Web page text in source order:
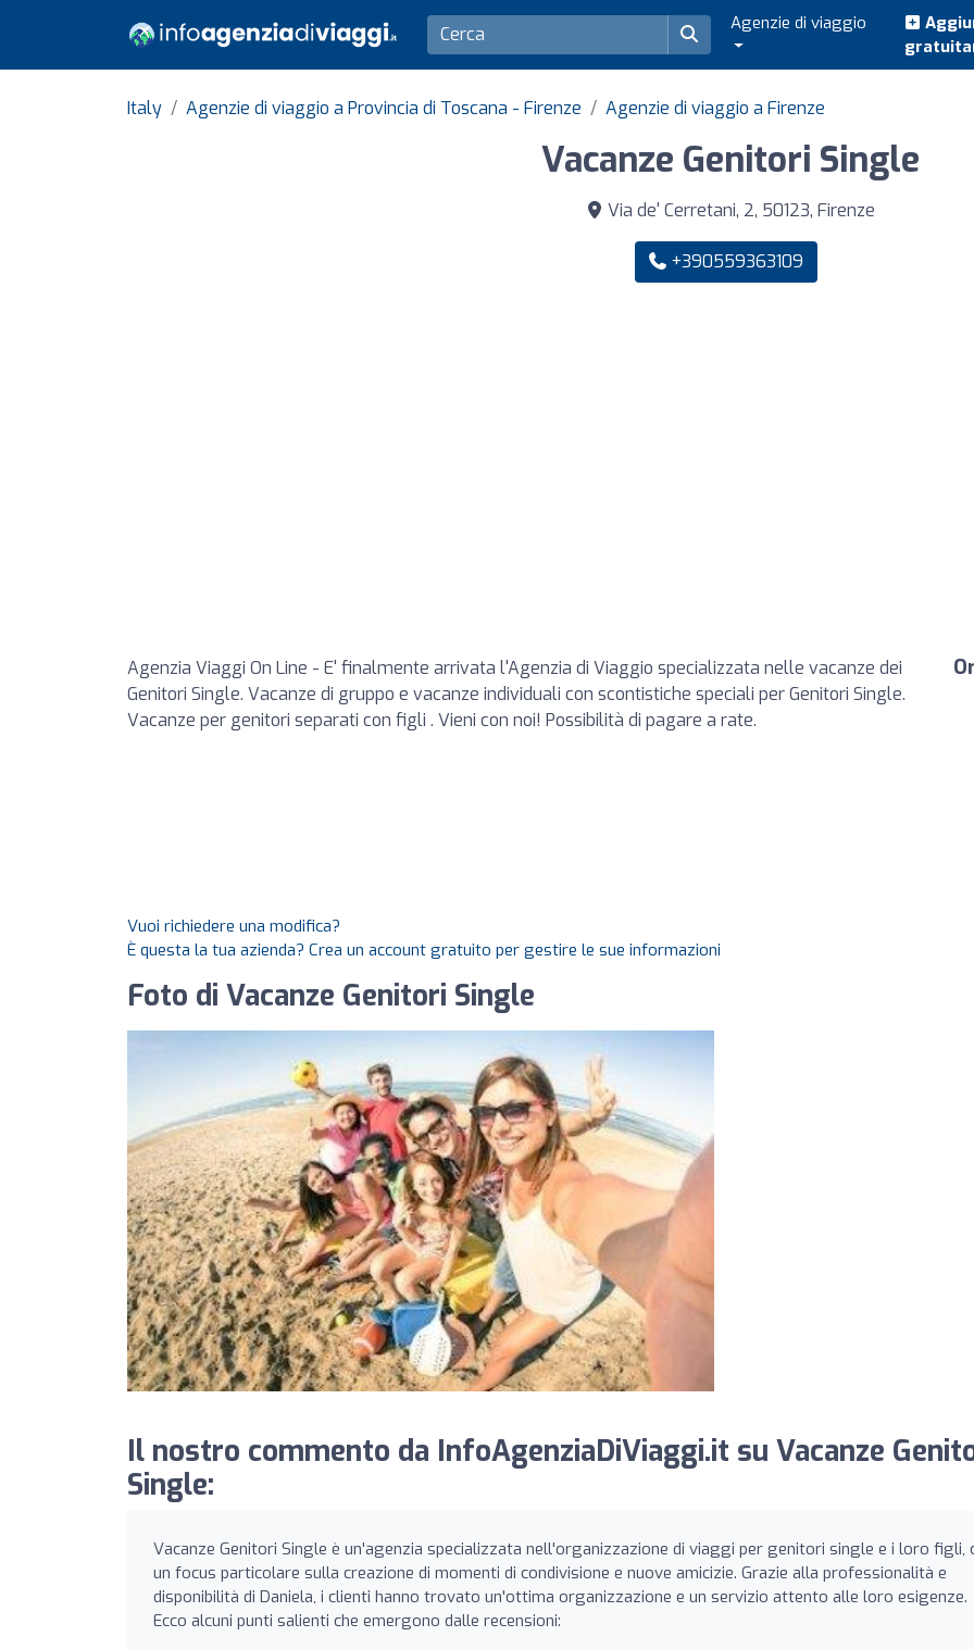
Agenzie di viaggio
Italy Agenzie di viaggio a Provincia di Toscana - Firenze Agenzie di viaggio a Firenze
Vacanze Genitori Single
Via de' Cerretani, 2, 50123, Firenze
+390559363109
Agenzia Viaggi On Line - E' finalmente arrivata l'Agenzia di Viaggio specializzata nelle vacanze dei
Genitori Single. Vacanze di gruppo e vacanze individuali con scontistiche speciali per Genitori Single.
Vacanze per genitori separati con figli . Vieni con noi! Possibilità di pagare a rate.
Vuoi richiedere una modifica?
È questa la tua azienda? Crea un account gratuito per gestire le sue informazioni
Foto di Vacanze Genitori Single
Il nostro commento da InfoAgenziaDiViaggi.it su Vacanze
Single:
Vacanze Genitori Single è un'agenzia specializzata nell'organizzazione di viaggi per genitori single e i loro figli,
un focus particolare sulla creazione di momenti di condivisione e nuove amicizie. Grazie alla professionalità e
disponibilità di Daniela, i clienti hanno trovato un'ottima organizzazione e un servizio attento alle loro esigenze.
Ecco alcuni punti salienti che emergono dalle recensioni: